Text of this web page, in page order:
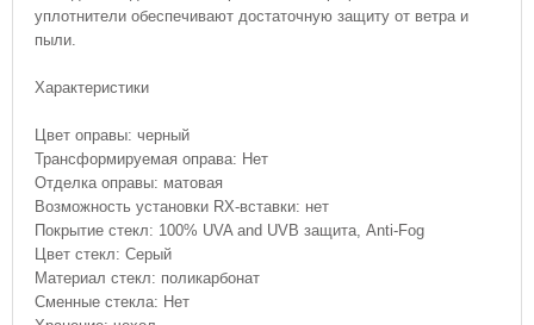
уплотнители обеспечивают достаточную защиту от ветра и
пыли.
Характеристики
Цвет оправы: черный
Трансформируемая оправа: Нет
Отделка оправы: матовая
Возможность установки RX-вставки: нет
Покрытие стекл: 100% UVA and UVB защита, Anti-Fog
Цвет стекл: Серый
Материал стекл: поликарбонат
Сменные стекла: Нет